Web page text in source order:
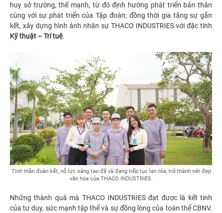
huy sở trường, thế mạnh, từ đó định hướng phát triển bản thân
cùng với sự phát triển của Tập đoàn; đồng thời gia tăng sự gắn
kết, xây dựng hình ảnh nhân sự THACO INDUSTRIES với đặc tính
Kỹ thuật – Trí tuệ.
Tinh thần đoàn kết, nỗ lực sáng tạo đã và đang tiếp tục lan tỏa, trở thành nét đẹp
văn hóa của THACO INDUSTRIES.
Những thành quả mà THACO INDUSTRIES đạt được là kết tinh
của tư duy, sức mạnh tập thể và sự đồng lòng của toàn thể CBNV.